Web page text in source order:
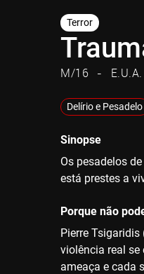
Terror
M/16 E.U.A.
Delírio e Pesadelo
Sinopse
Os pesadelos
está prestes a
Porque não
Pierre
violência real se
ameaça e cada